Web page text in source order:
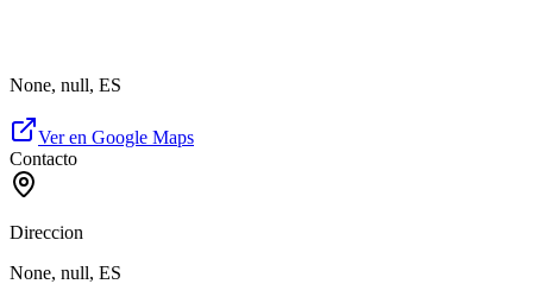
None, null, ES
Ver en Google Maps
Contacto
Direccion
None, null, ES